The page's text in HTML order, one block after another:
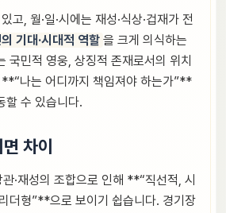
고, 월·일·시에는 재성·식상·겁재가 전
기대·시대적 역할 을 크게 의식하는
국민적 영웅, 상징적 존재로서의 위치
나는 어디까지 책임져야 하는가”**
할 수 있습니다.
차이
·재성의 조합으로 인해 **“직선적, 시
더형”**으로 보이기 쉽습니다. 경기장